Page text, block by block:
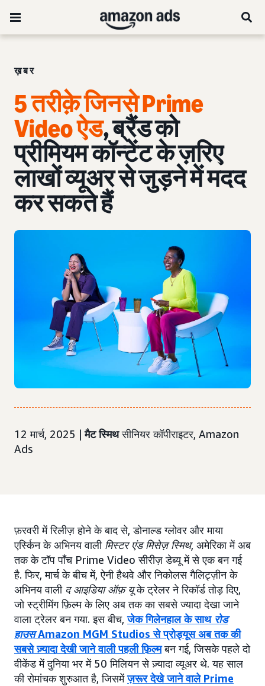
ख़बर
5 तरीक़े जिनसे Prime
Video ऐड, ब्रैंड को
प्रीमियम कॉन्टेंट के ज़रिए
लाखों व्यूअर से जुड़ने में मदद
कर सकते हैं
12 मार्च, 2025 |मैट स्मिथसीनियर कॉपीराइटर, Amazon
Ads
फ़रवरी में रिलीज़ होने के बाद से, डोनाल्ड ग्लोवर और माया
एर्स्किन के अभिनय वाली मिस्टर एंड मिसेज़ स्मिथ, अमेरिका में अब
तक के टॉप पाँच Prime Video सीरीज़ डेब्यू में से एक बन गई
है. फिर, मार्च के बीच में, ऐनी हैथवे और निकोलस गैलिट्ज़ीन के
अभिनय वाली द आइडिया ऑफ़ यूके ट्रेलर ने रिकॉर्ड तोड़ दिए,
जो स्ट्रीमिंग फ़िल्म के लिए अब तक का सबसे ज्यादा देखा जाने
वाला ट्रेलर बन गया. इस बीच,जेक गिलेनहाल के साथ रोड
हाउसAmazon MGM Studios से प्रोड्यूस अब तक की
सबसे ज़्यादा देखी जाने वाली पहली फ़िल्मबन गई, जिसके पहले दो
वीकेंड में दुनिया भर में 50 मिलियन से ज़्यादा व्यूअर थे. यह साल
की रोमांचक शुरुआत है, जिसमेंज़रूर देखे जाने वाले Prime